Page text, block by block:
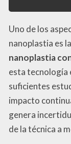
Uno de los
nanoplastia es
nanoplastia
esta tecnología
suficientes
impacto
genera
de la técnica a